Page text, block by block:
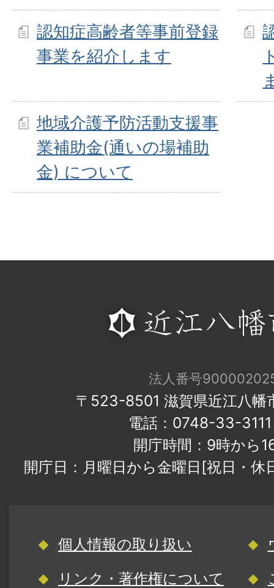
認知症高齢者等事前登録
事業を紹介します
地域介護予防活動支援事
業補助金(通いの場補助
金) について
法人番号
〒523-8501 滋賀県近江八幡
電話：0748-33-
開庁時間：9時から
開庁日：月曜日から金曜日[祝日・
個人情報の取り扱い
リンク・著作権について